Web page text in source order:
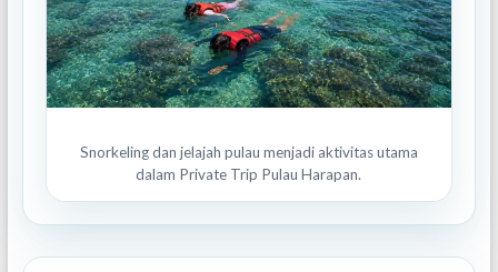
Snorkeling dan jelajah pulau menjadi aktivitas utama
dalam Private Trip Pulau Harapan.